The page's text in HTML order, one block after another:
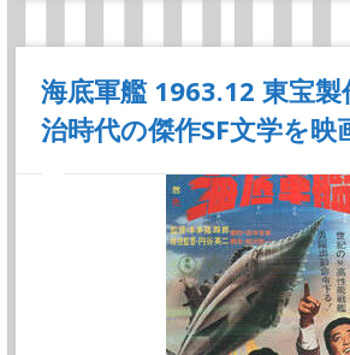
海底軍艦 1963.12 東宝製
治時代の傑作SF文学